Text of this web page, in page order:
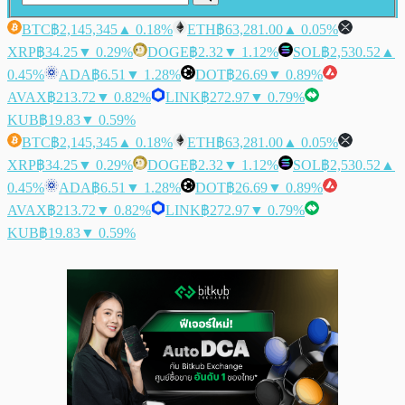
BTC฿2,145,345 ▲ 0.18% ETH฿63,281.00 ▲ 0.05%
XRP฿34.25▼ 0.29% DOGE฿2.32 ▼ 1.12% SOL฿2,530.52 ▲
0.45%
ADA฿6.51 ▼ 1.28% DOT฿26.69▼ 0.89%
AVAX฿213.72 ▼ 0.82% LINK฿272.97▼ 0.79%
KUB฿19.83▼ 0.59%
BTC฿2,145,345 ▲ 0.18% ETH฿63,281.00 ▲ 0.05%
XRP฿34.25▼ 0.29% DOGE฿2.32 ▼ 1.12% SOL฿2,530.52 ▲
0.45%
ADA฿6.51 ▼ 1.28% DOT฿26.69▼ 0.89%
AVAX฿213.72 ▼ 0.82% LINK฿272.97▼ 0.79%
KUB฿19.83▼ 0.59%